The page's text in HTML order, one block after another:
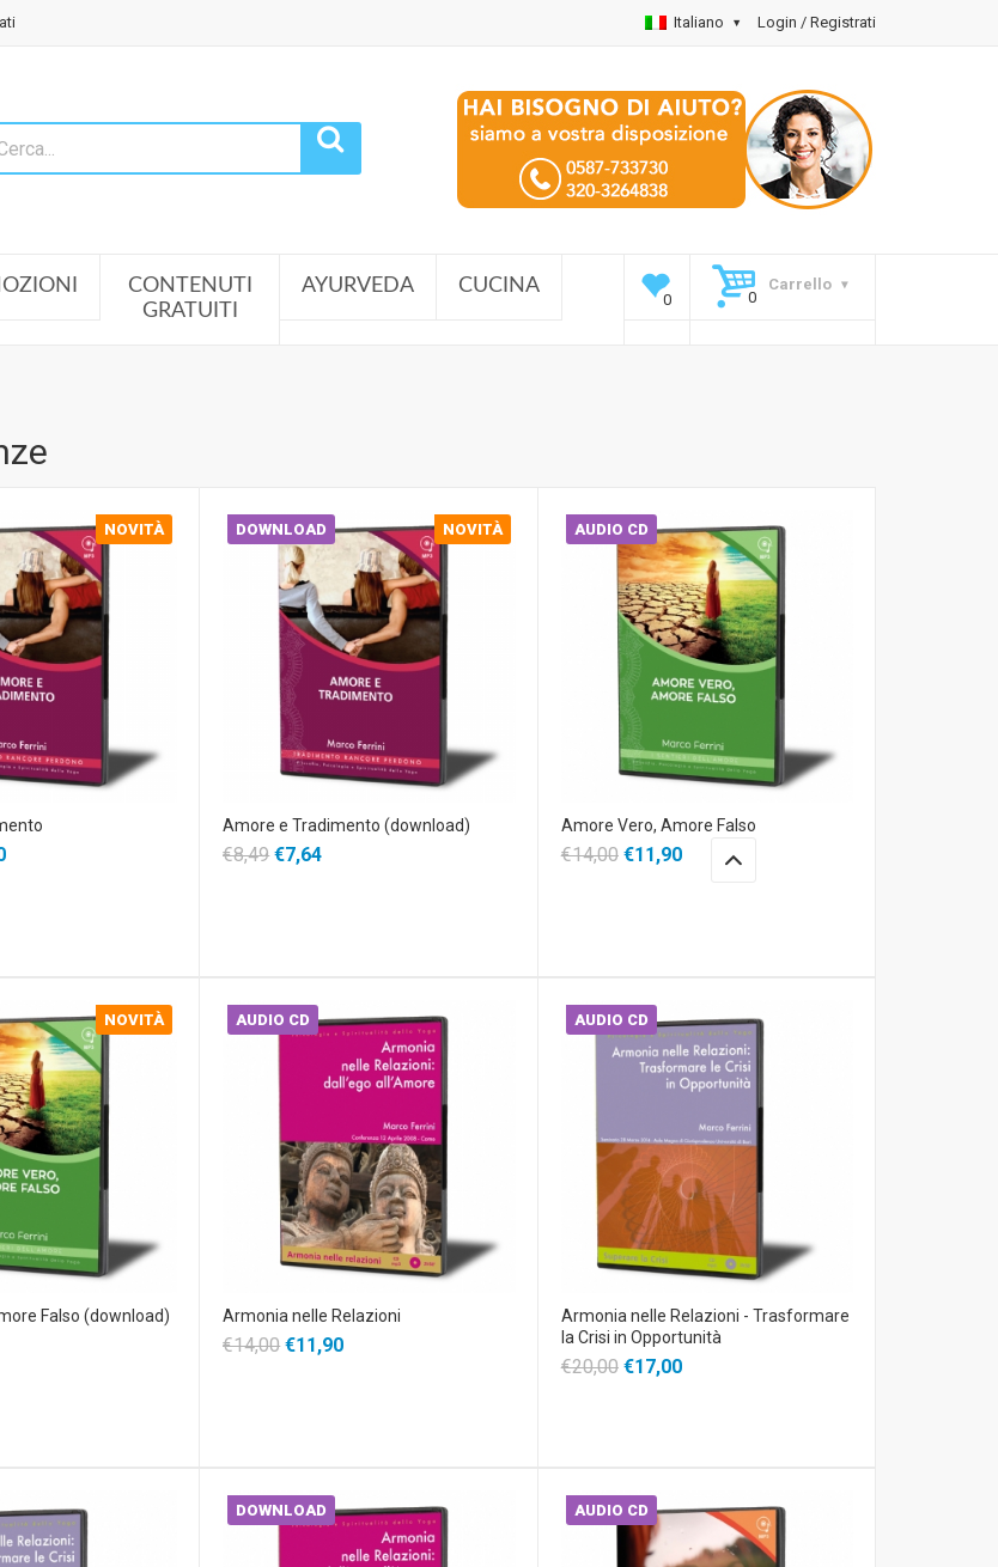
Login / Registrati
Italiano
CONTENUTI
GRATUITI
AYURVEDA CUCINA Carrello
NOVITÀ DOWNLOAD NOVITÀ
Amore e Tradimento (download)
€8,49 €7,64
AUDIO CD
Amore Vero, Amore Falso
€14,00 €11,90
NOVITÀ
Falso (download)
AUDIO CD
Armonia nelle Relazioni
€14,00 €11,90
AUDIO CD
Armonia nelle Relazioni - Trasformare
la Crisi in Opportunità
€20,00 €17,00
DOWNLOAD AUDIO CD